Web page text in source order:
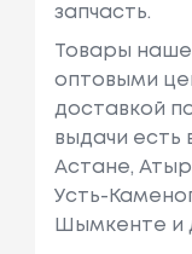
запчасть.
Товары
оптовыми
доставкой
выдачи есть
Астане,
Усть-
Шымкенте и